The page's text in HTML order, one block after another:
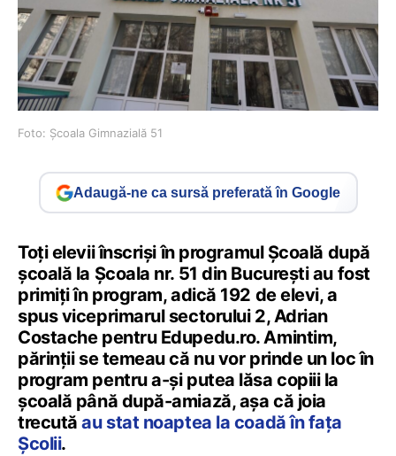
Foto: Școala Gimnazială 51
Adaugă-ne ca sursă preferată în Google
Toți elevii înscriși în programul Școală după
școală la Școala nr. 51 din București au fost
primiți în program, adică 192 de elevi, a
spus viceprimarul sectorului 2, Adrian
Costache pentru Edupedu.ro. Amintim,
părinții se temeau că nu vor prinde un loc în
program pentru a-și putea lăsa copiii la
școală până după-amiază, așa că joia
trecută au stat noaptea la coadă în fața
Școlii.